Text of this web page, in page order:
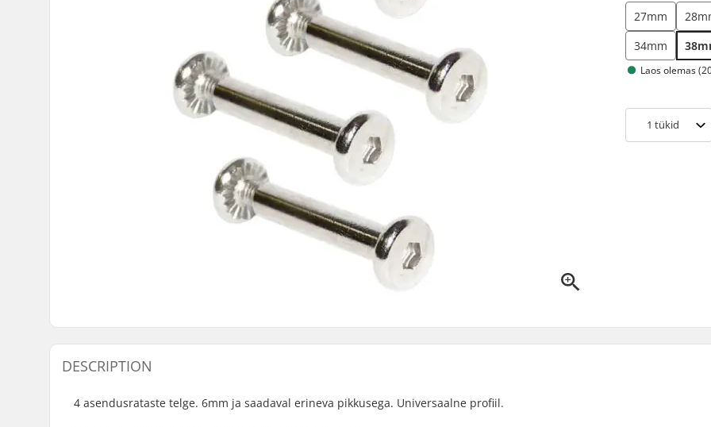
27mm
34mm
Laos olemas
1 tükid
DESCRIPTION
4 asendusrataste telge. 6mm ja saadaval erineva pikkusega. Universaalne profiil.